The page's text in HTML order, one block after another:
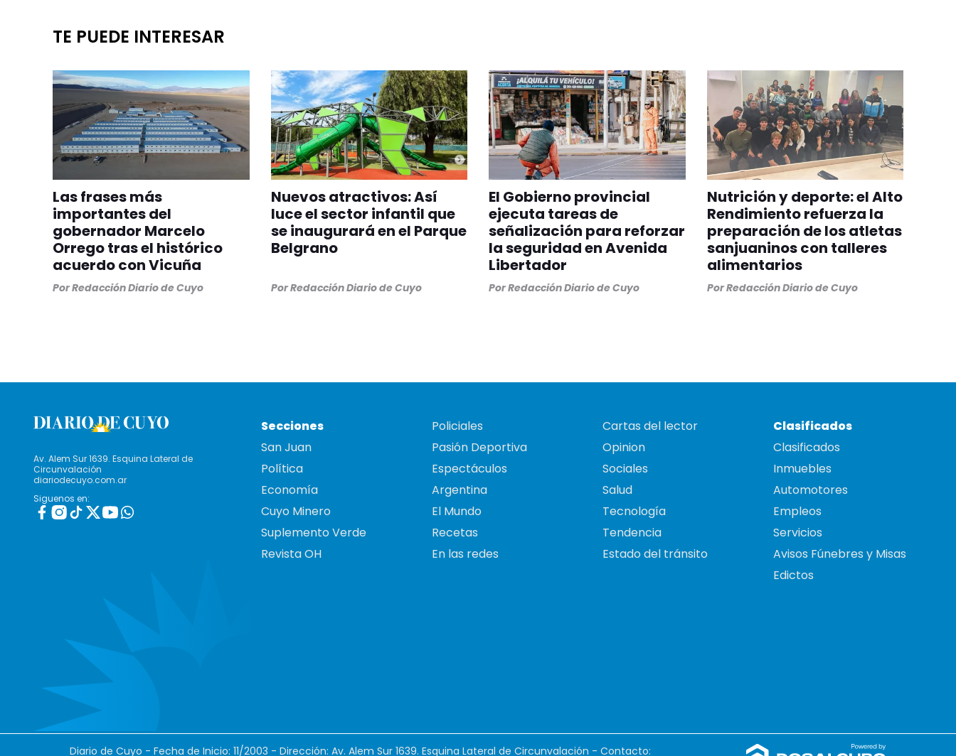
TE PUEDE INTERESAR
Las frases más
importantes del
gobernador Marcelo
Orrego tras el histórico
acuerdo con Vicuña
PorRedacción Diario de Cuyo
Nuevos atractivos: Así
luce el sector infantil que
se inaugurará en el Parque
Belgrano
PorRedacción Diario de Cuyo
El Gobierno provincial
ejecuta tareas de
señalización para reforzar
la seguridad en Avenida
Libertador
PorRedacción Diario de Cuyo
Nutrición y deporte: el Alto
Rendimiento refuerza la
preparación de los atletas
sanjuaninos con talleres
alimentarios
PorRedacción Diario de Cuyo
Av. Alem Sur 1639. Esquina Lateral de
Circunvalación
diariodecuyo.com.ar
Siguenos en:
Secciones
San Juan
Política
Economía
Cuyo Minero
Suplemento Verde
Revista OH
Policiales
Pasión Deportiva
Espectáculos
Argentina
El Mundo
Recetas
En las redes
Cartas del lector
Opinion
Sociales
Salud
Tecnología
Tendencia
Estado del tránsito
Clasificados
Clasificados
Inmuebles
Automotores
Empleos
Servicios
Avisos Fúnebres y Misas
Edictos
Diario de Cuyo - Fecha de Inicio: 11/2003 - Dirección: Av. Alem Sur 1639. Esquina Lateral de Circunvalación - Contacto: